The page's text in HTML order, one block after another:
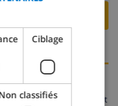
VILLA ›
>L'Escala Riells dalt
DANISH
Ciblage
classifiés